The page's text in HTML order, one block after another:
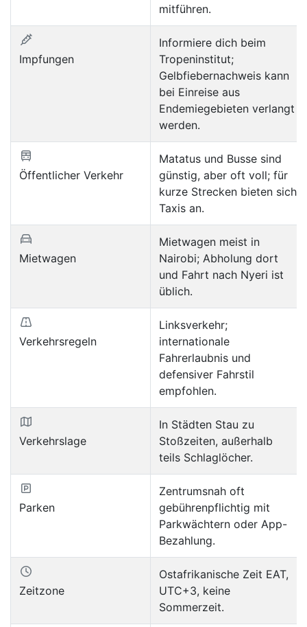
mitführen.
Impfungen
Informiere dich beim
Tropeninstitut;
Gelbfiebernachweis kann
bei Einreise aus
Endemiegebieten verlangt
werden.
Öffentlicher Verkehr
Matatus und Busse sind
günstig, aber oft voll; für
kurze Strecken bieten sich
Taxis an.
Mietwagen
Mietwagen meist in
Nairobi; Abholung dort
und Fahrt nach Nyeri ist
üblich.
Verkehrsregeln
Linksverkehr;
internationale
Fahrerlaubnis und
defensiver Fahrstil
empfohlen.
Verkehrslage
In Städten Stau zu
Stoßzeiten, außerhalb
teils Schlaglöcher.
Parken
Zentrumsnah oft
gebührenpflichtig mit
Parkwächtern oder App-
Bezahlung.
Zeitzone
Ostafrikanische Zeit EAT,
UTC+3, keine
Sommerzeit.